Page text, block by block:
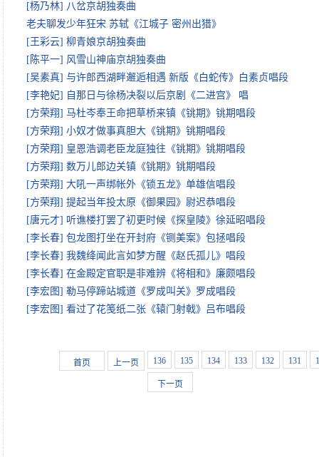
[杨乃林] 八岔京胡独奏曲
老夫聊发少年狂宋 苏轼《江城子 密州出猎》
[王彩云] 柳青娘京胡独奏曲
[陈平一] 风雪山神庙京胡独奏曲
[吴素真] 与许郎西湖畔邂逅相遇 新版《白蛇传》白素贞唱段
[李艳妃] 自那日与徐杨决裂以后京剧《二进宫》 唱
[方荣翔] 马杜岑奉王命把草桥来镇《铫期》铫期唱段
[方荣翔] 小奴才做事真胆大《铫期》铫期唱段
[方荣翔] 皇恩浩调老臣龙庭独往《铫期》铫期唱段
[方荣翔] 数万儿郎边关镇《铫期》铫期唱段
[方荣翔] 大吼一声绑帐外《锁五龙》单雄信唱段
[方荣翔] 提起当年投太原《御果园》尉迟恭唱段
[唐元才] 听谯楼打罢了初更时候《探皇陵》徐延昭唱段
[李长春] 包龙图打坐在开封府《铡美案》包拯唱段
[李长春] 我魏绛闻此言如梦方醒《赵氏孤儿》唱段
[李长春] 在金殿定官职是非难辨《将相和》廉颇唱段
[李宏图] 勒马停蹄站城道《罗成叫关》罗成唱段
[李宏图] 看过了花笺纸二张《辕门射戟》吕布唱段
首页 上一页 136 135 134 133 132 131
下一页